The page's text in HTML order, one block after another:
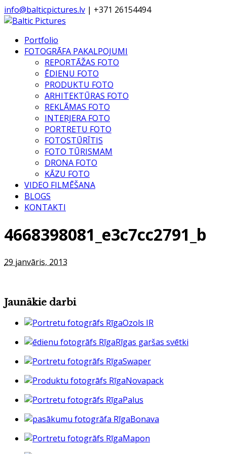
info@balticpictures.lv | +371 26154494
Portfolio
FOTOGRĀFA PAKALPOJUMI
REPORTĀŽAS FOTO
ĒDIENU FOTO
PRODUKTU FOTO
ARHITEKTŪRAS FOTO
REKLĀMAS FOTO
INTERJERA FOTO
PORTRETU FOTO
FOTOSTŪRĪTIS
FOTO TŪRISMAM
DRONA FOTO
KĀZU FOTO
VIDEO FILMĒŠANA
BLOGS
KONTAKTI
4668398081_e3c7cc2791_b
29 janvāris, 2013
Jaunākie darbi
Ozols IR
Rīgas garšas svētki
Swaper
Novapack
Palus
Bonava
Mapon